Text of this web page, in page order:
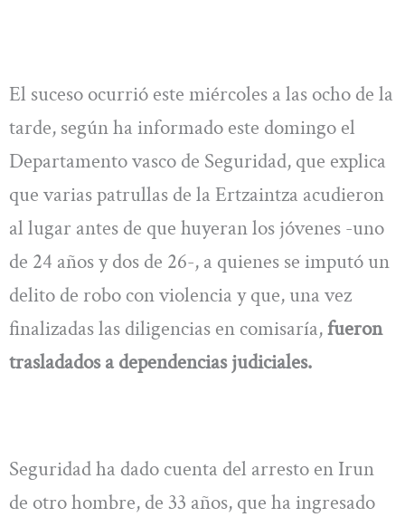
El suceso ocurrió este miércoles a las ocho de la
tarde, según ha informado este domingo el
Departamento vasco de Seguridad, que explica
que varias patrullas de la Ertzaintza acudieron
al lugar antes de que huyeran los jóvenes -uno
de 24 años y dos de 26-, a quienes se imputó un
delito de robo con violencia y que, una vez
finalizadas las diligencias en comisaría,fueron
trasladados a dependencias judiciales.
Seguridad ha dado cuenta del arresto en Irun
de otro hombre, de 33 años, que ha ingresado